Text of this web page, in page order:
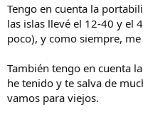
Tengo en cuenta la
las islas llevé el 12-40 y el
poco), y como siempre,
También tengo en cuenta
he tenido y te salva de
vamos para viejos.